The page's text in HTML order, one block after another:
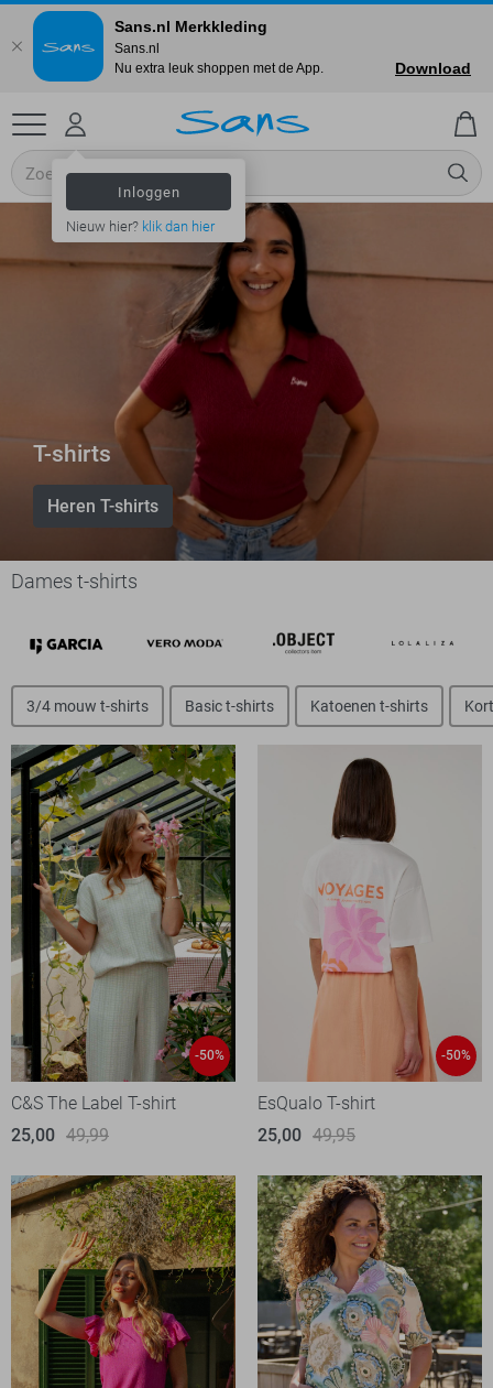
Inloggen
Nieuw hier? klik dan hier
T-shirts
Heren T-shirts
Dames t-shirts
3/4 mouw t-shirts Basic t-shirts Katoenen t-shirts
-50%
C&S The Label T-shirt
25,00 49,99
-50%
EsQualo T-shirt
25,00 49,95
Sans.nl Merkkleding
Sans.nl
Nu extra leuk shoppen met de App.
Download